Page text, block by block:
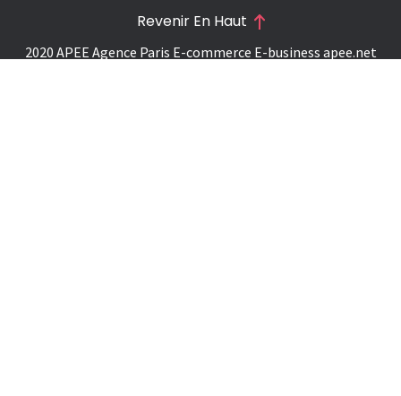
2020 APEE Agence Paris E-commerce E-business apee.net
Revenir En Haut